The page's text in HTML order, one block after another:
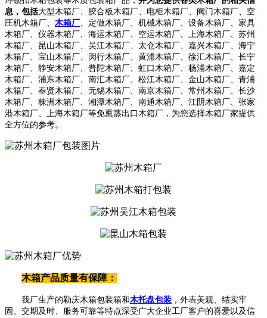
息，包括大型木箱厂、胶合板木箱厂、电柜木箱厂、阀门木箱厂、空
圧机木箱厂、 木箱厂 、定做木箱厂、机械木箱厂、设备木箱厂、家具
木箱厂、仪器木箱厂、海运木箱厂、空运木箱厂、上海木箱厂、苏州
木箱厂、昆山木箱厂、吴江木箱厂、太仓木箱厂、嘉兴木箱厂、海宁
木箱厂、宝山木箱厂、闵行木箱厂、黄浦木箱厂、徐汇木箱厂、长宁
木箱厂、静安木箱厂、普陀木箱厂、虹口木箱厂、杨浦木箱厂、嘉定
木箱厂、浦东木箱厂、南汇木箱厂、松江木箱厂、金山木箱厂、青浦
木箱厂、奉贤木箱厂、无锡木箱厂、南京木箱厂、常州木箱厂、长沙
木箱厂、株洲木箱厂、湘潭木箱厂、南通木箱厂、江阴木箱厂、张家
港木箱厂、上海木箱厂等免熏蒸出口木箱厂，为您选择木箱厂家提供
全方位的参考。
木箱产品质量有保障：
我厂生产的勒庆木箱包装箱和木托盘包装 ，外表美观、结实牢
固、交期及时、服务可靠等特点深受广大企业工厂客户的喜爱以及信